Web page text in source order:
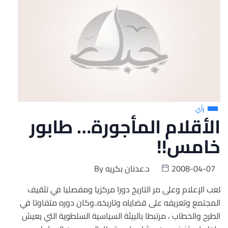
رأي
الأقلام المأجورة… طابور
خامس!!
Byد.عدنان بكريه
2008-04-07
لعب الإعلام وعلى مر التاريخ دورا مركزيا ومفصليا في تثقيف
المجتمع وتعريفه على قضاياه وتاريخه..وكان دوره متفاوتا في
الطرح والخطاب ، مرتبطا بالبيئة السياسية السلطوية التي يعيش